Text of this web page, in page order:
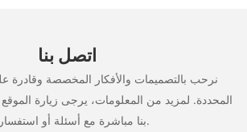
اتصل بنا
نرحب بالتصميمات والأفكار المخصصة وقادرة
المحددة. لمزيد من المعلومات، يرجى زيارة الموقع
بنا مباشرة مع أسئلة أو استفسارات.